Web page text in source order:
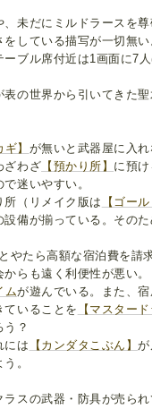
、未だにミルドラースを
している描写が一切無い
ブル席付近は1画面に7
の世界から引いてきた
】 が無いと武器屋に入
ざわざ 【預かり所】 に預
迷いやすい。
（リメイク版は
【ゴー
設備が揃っている。その
やたら高額な宿泊費を請
らも遠く利便性が悪い。
ムが遊んでいる。また、
ていることを
【マスタード
？
には
【カンダタこぶん】が
。
スの武器・防具が売られ